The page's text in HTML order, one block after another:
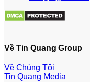
Về Tin Quang Group
Về Chúng Tôi
Tin Quang Media